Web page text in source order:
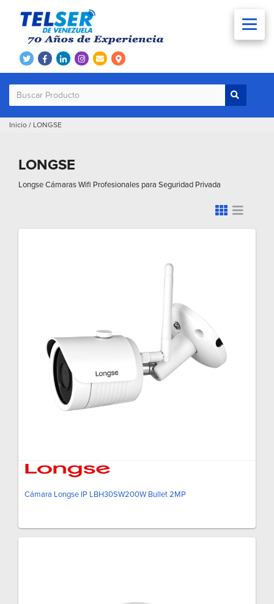
Inicio / LONGSE
LONGSE
Longse Cámaras Wifi Profesionales para Seguridad Privada
Cámara Longse IP LBH30SW200W Bullet 2MP